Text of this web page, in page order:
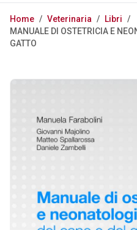
Home / Veterinaria / Libri /
MANUALE DI OSTETRICIA E
GATTO